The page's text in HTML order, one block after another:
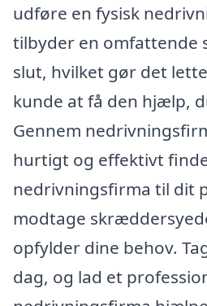
udføre en fysisk
tilbyder en omfattende
slut, hvilket gør det
kunde at få den hjælp,
Gennem
hurtigt og effektivt
nedrivningsfirma til dit
modtage
opfylder dine behov.
dag, og lad et